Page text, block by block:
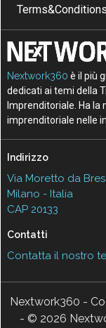
Nextwork360 è il più
dedicati ai temi della
Imprenditoriale. Ha
imprenditoriale nelle
Indirizzo
Via Moretto da
Milano - Italia
CAP 20133
Contatti
Contatta il nostro
Nextwork360 -
- © 2026